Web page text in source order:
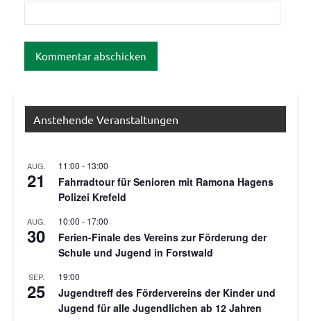
Anstehende Veranstaltungen
AUG.
21
11:00 - 13:00
Fahrradtour für Senioren mit Ramona Hagens
Polizei Krefeld
AUG.
30
10:00 - 17:00
Ferien-Finale des Vereins zur Förderung der
Schule und Jugend in Forstwald
SEP.
25
19:00
Jugendtreff des Fördervereins der Kinder und
Jugend für alle Jugendlichen ab 12 Jahren